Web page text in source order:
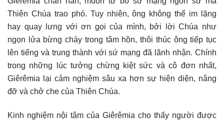
Thiên Chúa trao phó. Tuy nhiên, ông không thể im lặng
hay quay lưng với ơn gọi của mình, bởi lời Chúa như
ngọn lửa bừng cháy trong tâm hồn, thôi thúc ông tiếp tục
lên tiếng và trung thành với sứ mạng đã lãnh nhận. Chính
trong những lúc tưởng chừng kiệt sức và cô đơn nhất,
Giêrêmia lại cảm nghiệm sâu xa hơn sự hiện diện, nâng
đỡ và chở che của Thiên Chúa.
Kinh nghiệm nội tâm của Giêrêmia cho thấy người được